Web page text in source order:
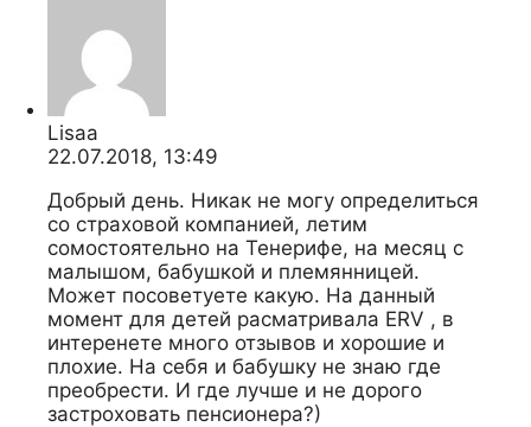
Lisaa
22.07.2018, 13:49
Добрый день. Никак не могу определиться
со страховой компанией, летим
сомостоятельно на Тенерифе, на месяц с
малышом, бабушкой и племянницей.
Может посоветуете какую. На данный
момент для детей расматривала ERV , в
интеренете много отзывов и хорошие и
плохие. На себя и бабушку не знаю где
преобрести. И где лучше и не дорого
застроховать пенсионера?)